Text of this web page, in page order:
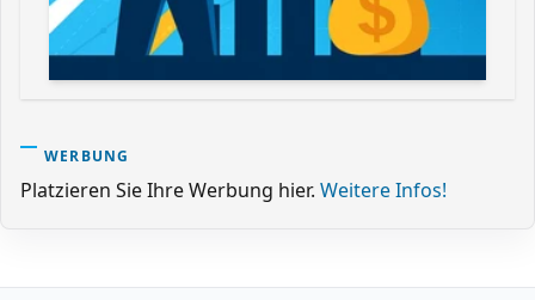
WERBUNG
Platzieren Sie Ihre Werbung hier. Weitere Infos!